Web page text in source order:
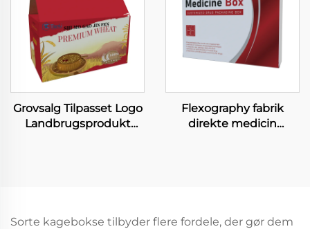
Papirboks til Gødning
Grovsalg Tilpasset Logo
Landbrugsprodukt
Flexography fabrik
direkte medicin
Sorte kagebokse tilbyder flere fordele, der gør dem